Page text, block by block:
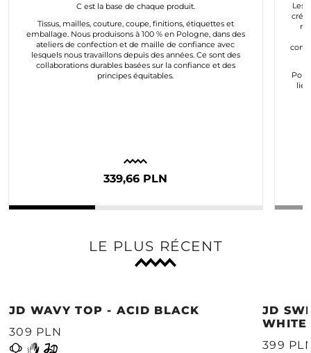
C est la base de chaque produit.
Tissus, mailles, couture, coupe, finitions, étiquettes et
emballage. Nous produisons à 100 % en Pologne, dans des
ateliers de confection et de maille de confiance avec
lesquels nous travaillons depuis des années. Ce sont des
collaborations durables basées sur la confiance et des
principes équitables.
339,66 PLN
Les
LE PLUS RÉCENT
JD WAVY TOP - ACID BLACK
309 PLN
JD
WHITE
399